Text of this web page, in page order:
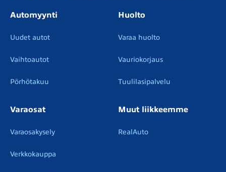
Automyynti
Uudet autot
Vaihtoautot
Pörhötakuu
Huolto
Varaa huolto
Vauriokorjaus
Tuulilasipalvelu
Varaosat
Varaosakysely
Verkkokauppa
Muut liikkeemme
RealAuto